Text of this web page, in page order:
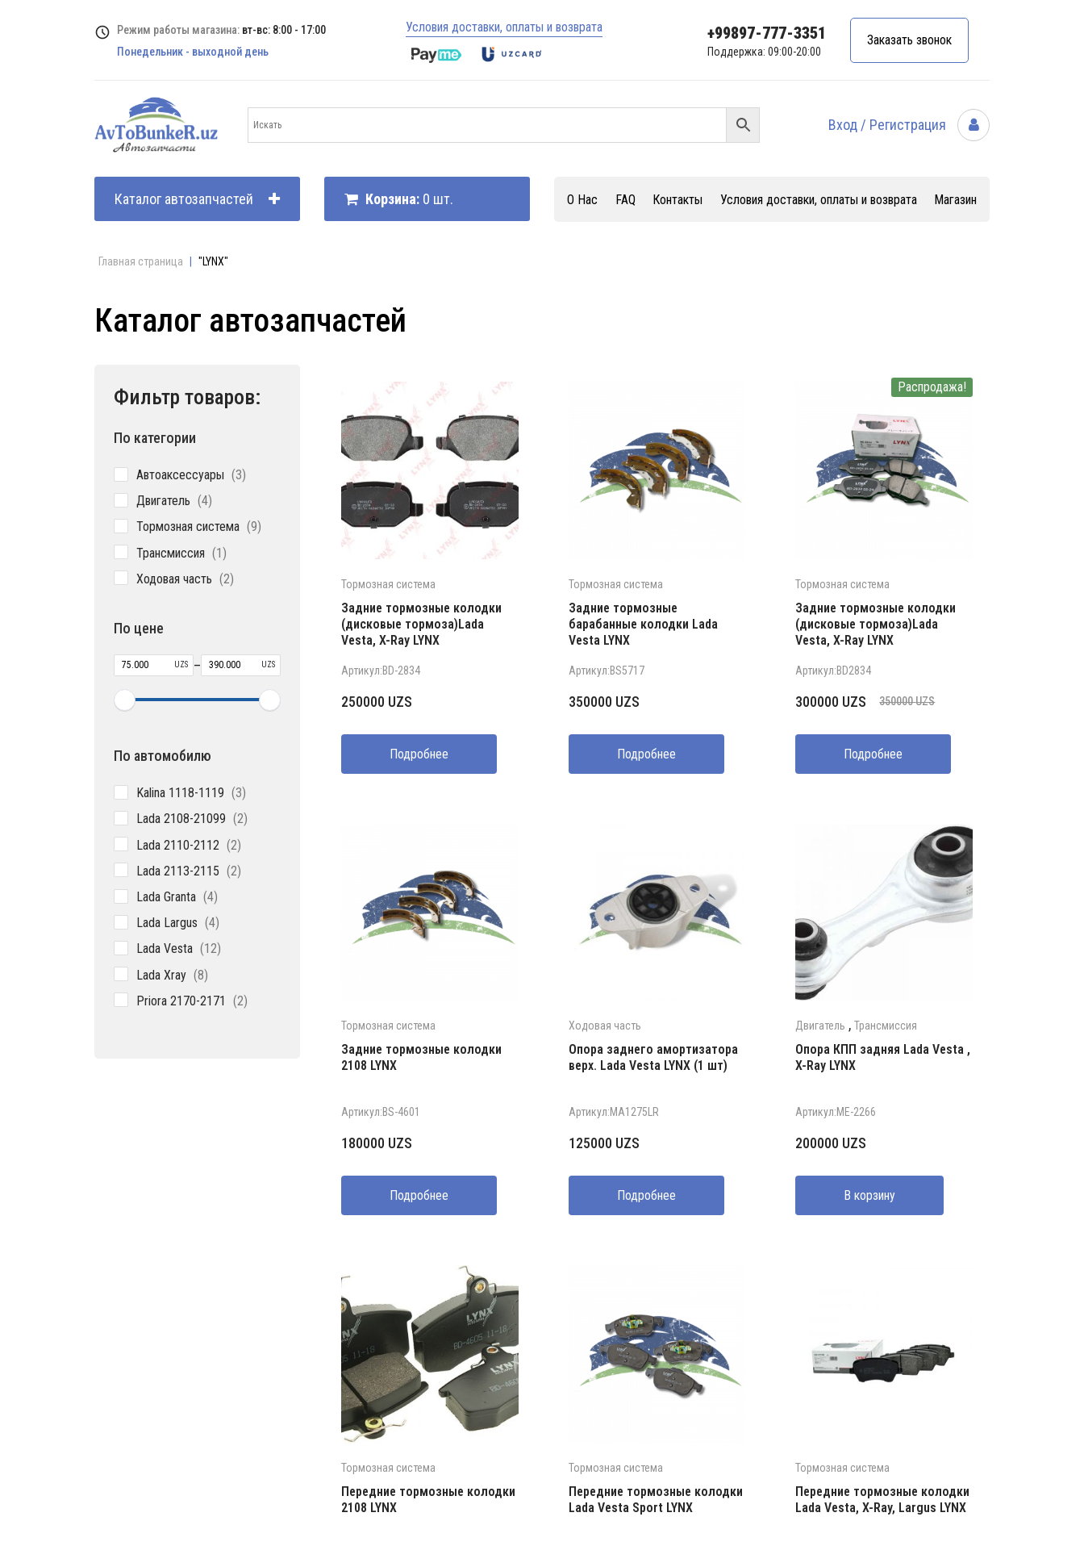
Режим работы магазина: вт-вс: 8:00 - 17:00
Понедельник - выходной день
Условия доставки, оплаты и возврата +99897-777-3351
Поддержка: 09:00-20:00
Заказать звонок
Вход / Регистрация
Каталог автозапчастей Корзина: 0 шт. О Нас FAQ Контакты Условия доставки, оплаты и возврата Магазин
Главная страница "LYNX"
Каталог автозапчастей
Фильтр товаров:
По категории
Автоаксессуары 33
Двигатель 44
Тормозная система 99
Трансмиссия 11
Ходовая часть 22
По цене
UZS – UZS
По автомобилю
Kalina 1118-1119 33
Lada 2108-21099 22
Lada 2110-2112 22
Lada 2113-2115 22
Lada Granta 44
Lada Largus 44
Lada Vesta 1212
Lada Xray 88
Priora 2170-2171 22
Тормозная система
Задние тормозные колодки
(дисковые тормоза)Lada
Vesta, X-Ray LYNX
Артикул:BD-2834
250000 UZS
Подробнее
Тормозная система
Задние тормозные
барабанные колодки Lada
Vesta LYNX
Артикул:BS5717
350000 UZS
Подробнее
Распродажа!
Тормозная система
Задние тормозные колодки
(дисковые тормоза)Lada
Vesta, X-Ray LYNX
Артикул:BD2834
350000UZS
Первоначальная
составляла
350000 UZS.
300000 UZS
Текущая
300000 UZS.
Подробнее
Тормозная система
Задние тормозные колодки
2108 LYNX
Артикул:BS-4601
180000 UZS
Подробнее
Ходовая часть
Опора заднего амортизатора
верх. Lada Vesta LYNX (1 шт)
Артикул:MA1275LR
125000 UZS
Подробнее
Двигатель ,Трансмиссия
Опора КПП задняя Lada Vesta ,
X-Ray LYNX
Артикул:ME-2266
200000 UZS
В корзину
Тормозная система
Передние тормозные колодки
2108 LYNX
Тормозная система
Передние тормозные колодки
Lada Vesta Sport LYNX
Тормозная система
Передние тормозные колодки
Lada Vesta, X-Ray, Largus LYNX